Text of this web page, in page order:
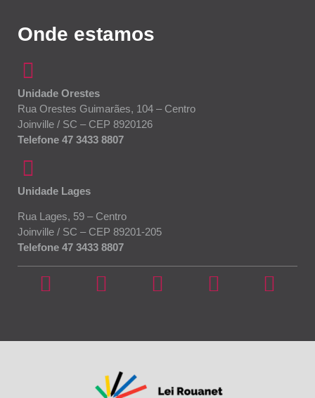
Onde estamos
Unidade Orestes
Rua Orestes Guimarães, 104 – Centro
Joinville / SC – CEP 8920126
Telefone 47 3433 8807
Unidade Lages
Rua Lages, 59 – Centro
Joinville / SC – CEP 89201-205
Telefone 47 3433 8807